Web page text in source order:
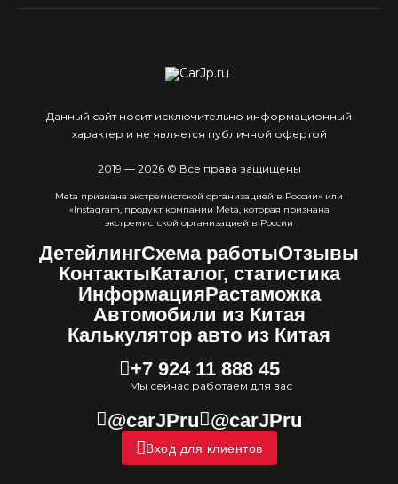
Данный сайт носит исключительно информационный
характер и не является публичной офертой
2019 — 2026 © Все права защищены
Meta признана экстремистcкой организацией в России» или
«Instagram, продукт компании Meta, которая признана
экстремистской организацией в России
ДетейлингСхема работыОтзывы
КонтактыКаталог, статистика
ИнформацияРастаможка
Автомобили из Китая
Калькулятор авто из Китая
+7 924 11 888 45
Мы сейчас работаем для вас
@carJPru @carJPru
Вход для клиентов